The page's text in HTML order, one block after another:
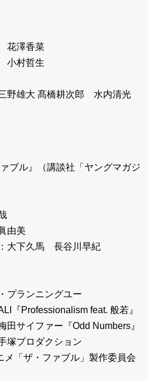
花澤香菜
小村哲生
雄大 髙橋耕次郎 水内清光
ブル』（講談社「ヤングマガジ
由美
大下久馬 長谷川早紀
プランニングユー
『Professionalism feat. 般若』
田サイファー『Odd Numbers』
塚プロダクション
「ザ・ファブル」製作委員会